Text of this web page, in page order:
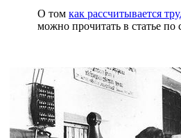
О том как рассчитывается
можно прочитать в статье по